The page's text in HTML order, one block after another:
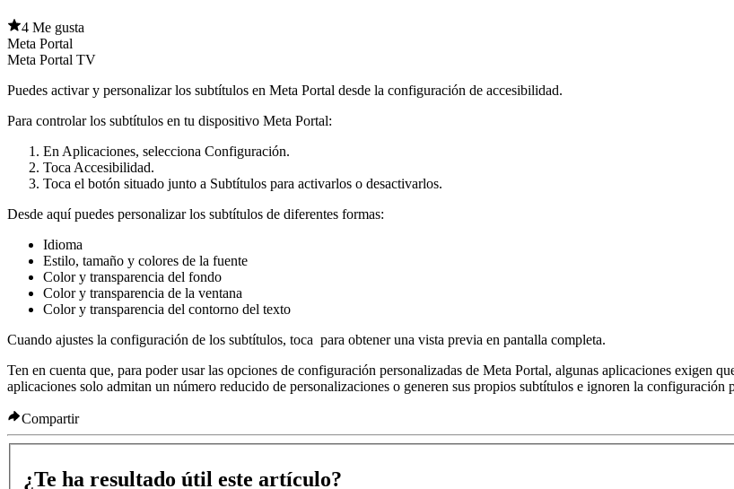
4 Me gusta
Meta Portal
Meta Portal TV
Puedes activar y personalizar los subtítulos en Meta Portal desde la configuración de accesibilidad.
Para controlar los subtítulos en tu dispositivo Meta Portal:
En Aplicaciones, selecciona Configuración.
Toca Accesibilidad.
Toca el botón situado junto a Subtítulos para activarlos o desactivarlos.
Desde aquí puedes personalizar los subtítulos de diferentes formas:
Idioma
Estilo, tamaño y colores de la fuente
Color y transparencia del fondo
Color y transparencia de la ventana
Color y transparencia del contorno del texto
Cuando ajustes la configuración de los subtítulos, toca para obtener una vista previa en pantalla completa.
Ten en cuenta que, para poder usar las opciones de configuración personalizadas de Meta Portal, algunas aplicaciones exigen
aplicaciones solo admitan un número reducido de personalizaciones o generen sus propios subtítulos e ignoren la configuración
Compartir
¿Te ha resultado útil este artículo?